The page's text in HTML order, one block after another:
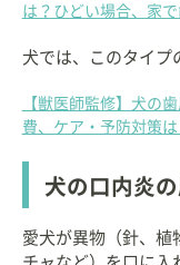
は？ひどい場合、家
犬では、このタイプ
【獣医師監修】犬の
費、ケア・予防対策は
犬の口内炎
愛犬が異物（針、植